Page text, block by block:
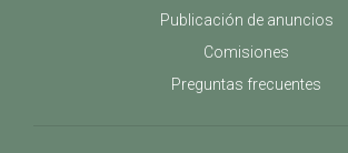
Publicación de anuncios
Comisiones
Preguntas frecuentes